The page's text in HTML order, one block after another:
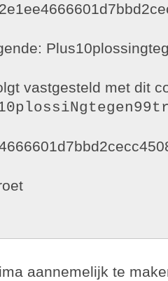
vastgesteld met dit
aannemelijk te